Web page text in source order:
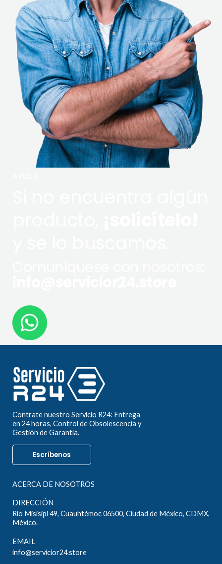
Contrate nuestro Servicio R24: Entrega
en 24 horas, Control de Obsolescencia y
Gestión de Garantía.
Escríbenos
ACERCA DE NOSOTROS
DIRECCIÓN
Rio Misisipi 49, Cuauhtémoc 06500, Ciudad de México, CDMX,
México.
EMAIL
info@servicior24.store